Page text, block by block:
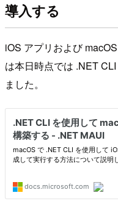
導入する
iOS アプリおよび
は本日時点では .NET
ました。